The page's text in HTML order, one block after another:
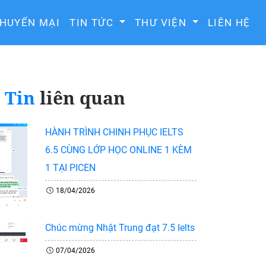
MẠI TIN TỨC THƯ VIỆN LIÊN HỆ
Tinliên quan
HÀNH TRÌNH CHINH PHỤC IELTS
6.5 CÙNG LỚP HỌC ONLINE 1 KÈM
1 TẠI PICEN
18/04/2026
Chúc mừng Nhật Trung đạt 7.5 Ielts
07/04/2026